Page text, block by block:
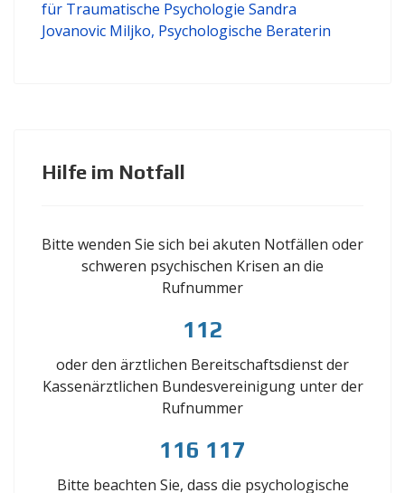
Hilfe im Notfall
Bitte wenden Sie sich bei akuten Notfällen oder
schweren psychischen Krisen an die
Rufnummer
112
oder den ärztlichen Bereitschaftsdienst der
Kassenärztlichen Bundesvereinigung unter der
Rufnummer
116 117
Bitte beachten Sie, dass die psychologische